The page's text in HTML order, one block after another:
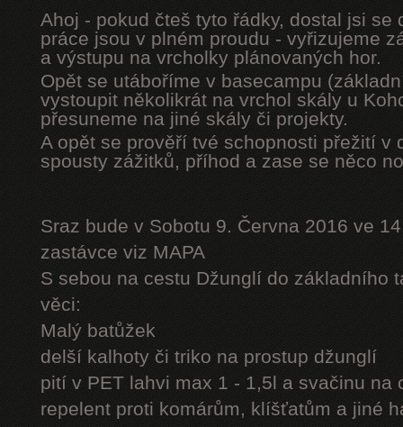
Ahoj - pokud čteš tyto řádky, dostal jsi se
práce jsou v plném proudu - vyřizujeme
a výstupu na vrcholky plánovaných hor.
Opět se utáboříme v basecampu
vystoupit několikrát na vrchol skály u
přesuneme na jiné skály či projekty.
A opět se prověří tvé schopnosti přežití v
spousty zážitků, příhod a zase se něco
Sraz bude v Sobotu 9. Června 2016 ve
zastávce viz MAPA
S sebou na cestu Džunglí do základního
věci:
Malý batůžek
delší kalhoty či triko na prostup džunglí
pití v PET lahvi max 1 - 1,5l a svačinu na
repelent proti komárům, klíšťatům a jiné